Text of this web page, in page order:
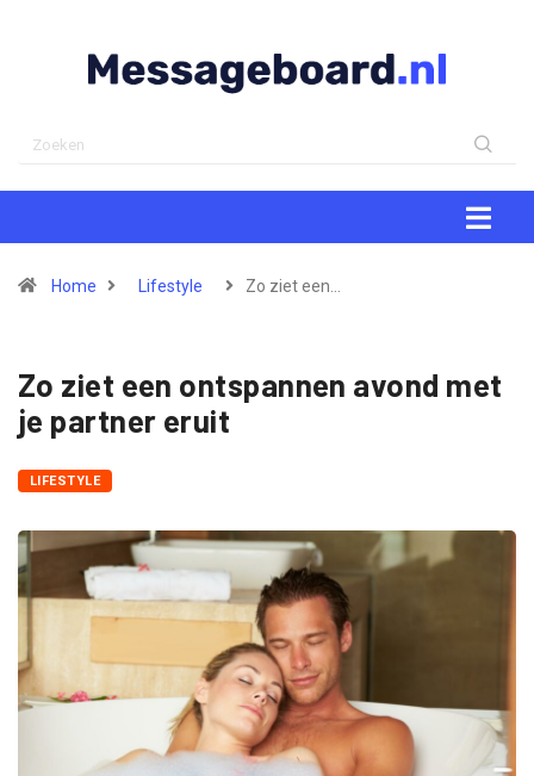
Home Lifestyle Zo ziet een…
Zo ziet een ontspannen avond met
je partner eruit
LIFESTYLE